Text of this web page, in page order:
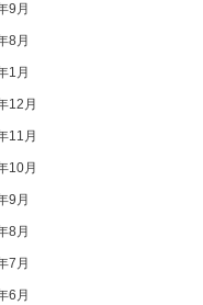
9月
8月
1月
12月
11月
10月
9月
8月
7月
6月